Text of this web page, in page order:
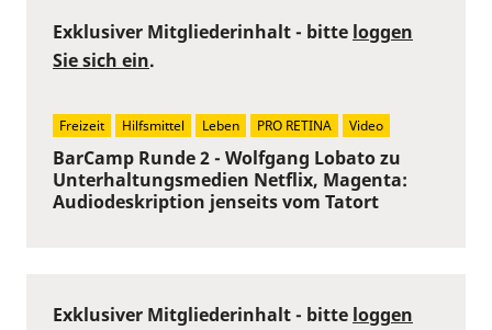
BarCamp Runde 2 - Wolfgang Lobato zu
Unterhaltungsmedien Netflix, Magenta:
Audiodeskription jenseits vom Tatort
Exklusiver Mitgliederinhalt - bitte loggen
Sie sich ein.
Freizeit Hilfsmittel Leben PRO RETINA Video
Exklusiver Mitgliederinhalt - bitte loggen